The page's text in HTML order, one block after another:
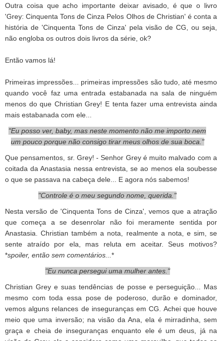
Outra coisa que acho importante deixar avisado, é que o livro
'Grey: Cinquenta Tons de Cinza Pelos Olhos de Christian' é conta a
história de 'Cinquenta Tons de Cinza' pela visão de CG, ou seja,
não engloba os outros dois livros da série, ok?
Então vamos lá!
Primeiras impressões... primeiras impressões são tudo, até mesmo
quando você faz uma entrada estabanada na sala de ninguém
menos do que Christian Grey! E tenta fazer uma entrevista ainda
mais estabanada com ele...
"Eu posso ver, baby, mas neste momento não me importo nem
um pouco porque não consigo tirar meus olhos de sua boca."
Que pensamentos, sr. Grey! - Senhor Grey é muito malvado com a
coitada da Anastasia nessa entrevista, se ao menos ela soubesse
o que se passava na cabeça dele... E agora nós sabemos!
"Controle é o meu segundo nome, querida."
Nesta versão de 'Cinquenta Tons de Cinza', vemos que a atração
que começa a se desenrolar não foi meramente sentida por
Anastasia. Christian também a nota, realmente a nota, e sim, se
sente atraído por ela, mas reluta em aceitar. Seus motivos?
*spoiler, então sem comentários... *
"Eu nunca persegui uma mulher antes."
Christian Grey e suas tendências de posse e perseguição... Mas
mesmo com toda essa pose de poderoso, durão e dominador,
vemos alguns relances de inseguranças em CG. Achei que houve
meio que uma inversão; na visão da Ana, ela é mirradinha, sem
graça e cheia de inseguranças enquanto ele é um deus, já na